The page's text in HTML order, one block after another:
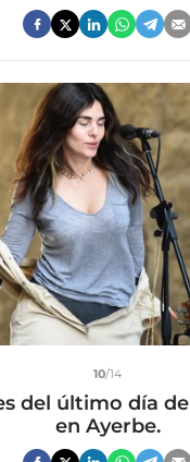
10/14
del último día
en Ayerbe.